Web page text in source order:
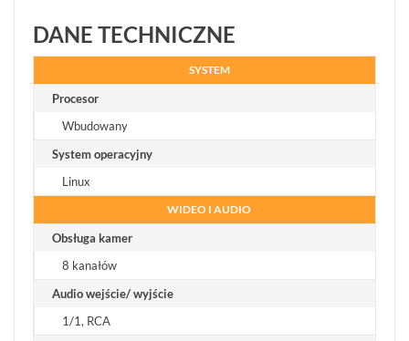
DANE TECHNICZNE
SYSTEM
Procesor
Wbudowany
System operacyjny
Linux
WIDEO I AUDIO
Obsługa kamer
8 kanałów
Audio wejście/ wyjście
1/1, RCA